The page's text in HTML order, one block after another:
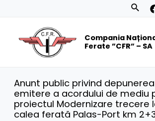
Compania
Ferate ”CFR” – SA
Anunt public privind
emitere a acordului de mediu
proiectul Modernizare trecere
calea ferată Palas-Port km